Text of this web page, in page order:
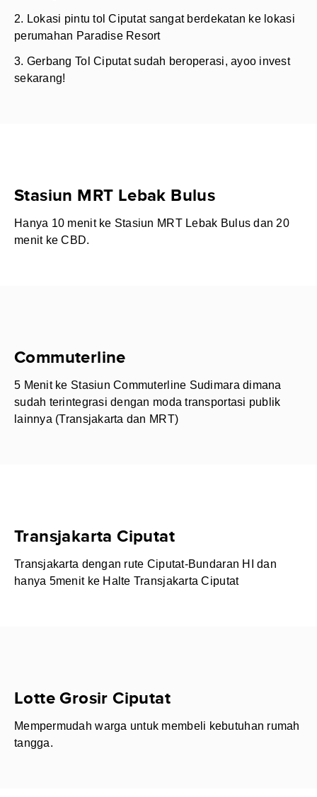
2. Lokasi pintu tol Ciputat sangat berdekatan ke lokasi
perumahan Paradise Resort
3. Gerbang Tol Ciputat sudah beroperasi, ayoo invest
sekarang!
Stasiun MRT Lebak Bulus
Hanya 10 menit ke Stasiun MRT Lebak Bulus dan 20
menit ke CBD.
Commuterline
5 Menit ke Stasiun Commuterline Sudimara dimana
sudah terintegrasi dengan moda transportasi publik
lainnya (Transjakarta dan MRT)
Transjakarta Ciputat
Transjakarta dengan rute Ciputat-Bundaran HI dan
hanya 5menit ke Halte Transjakarta Ciputat
Lotte Grosir Ciputat
Mempermudah warga untuk membeli kebutuhan rumah
tangga.